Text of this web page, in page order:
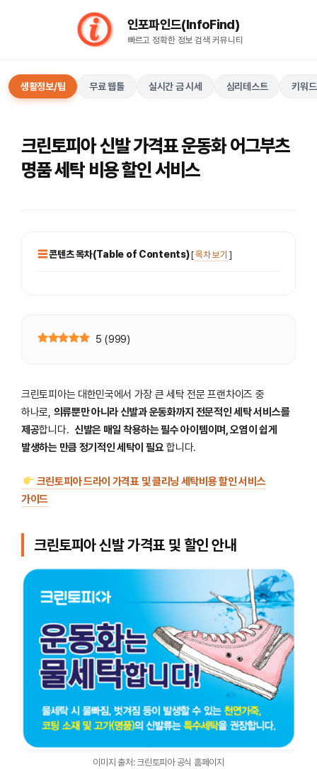
인포파인드(InfoFind)​​​​
빠르고 정확한 정보 검색 커뮤니티
생활정보/팁 무료 웹툴 실시간 금 시세 심리테스트 키워
크린토피아 신발 가격표 운동화 어그부츠
명품 세탁 비용 할인 서비스
콘텐츠 목차(Table of Contents)[목차 보기 ]
5 (999)
크린토피아는 대한민국에서 가장 큰 세탁 전문 프랜차이즈 중
하나로, 의류뿐만 아니라 신발과 운동화까지 전문적인 세탁 서비스를
제공합니다. 신발은 매일 착용하는 필수 아이템이며, 오염이 쉽게
발생하는 만큼 정기적인 세탁이 필요 합니다.
크린토피아 드라이 가격표 및 클리닝 세탁비용 할인 서비스
가이드
크린토피아 신발 가격표 및 할인 안내
이미지 출처: 크린토피아 공식 홈페이지